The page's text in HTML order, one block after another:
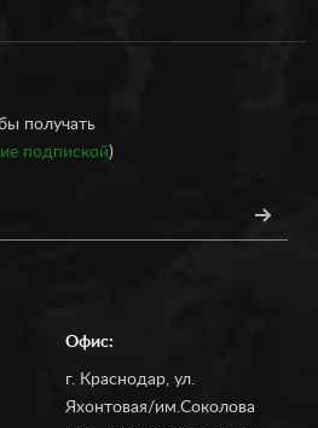
получать
подпиской)
Офис:
г. Краснодар, ул.
Яхонтовая/им.Соколова